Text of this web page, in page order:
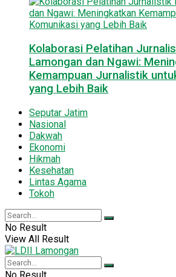
Kolaborasi Pelatihan
Lamongan dan Ngawi:
Kemampuan Jurnalistik
yang Lebih Baik
Seputar Jatim
Nasional
Dakwah
Ekonomi
Hikmah
Kesehatan
Lintas Agama
Tokoh
No Result
View All Result